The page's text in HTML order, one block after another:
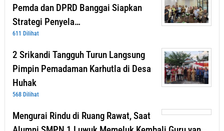
Pemda dan DPRD Banggai Siapkan
Strategi Penyela…
611 Dilihat
2 Srikandi Tangguh Turun Langsung
Pimpin Pemadaman Karhutla di Desa
Huhak
568 Dilihat
Mengurai Rindu di Ruang Rawat, Saat